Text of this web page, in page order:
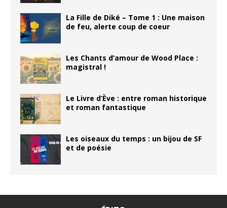
La Fille de Diké – Tome 1 : Une maison
de feu, alerte coup de coeur
Les Chants d’amour de Wood Place :
magistral !
Le Livre d’Ève : entre roman historique
et roman fantastique
Les oiseaux du temps : un bijou de SF
et de poésie